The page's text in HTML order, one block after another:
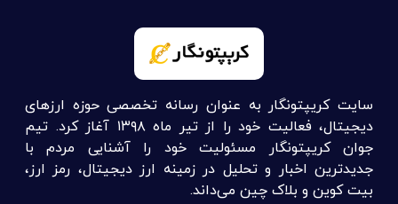
سایت کریپتونگار به عنوان رسانه تخصصی حوزه ارزهای
دیجیتال، فعالیت خود را از تیر ماه ۱۳۹۸ آغاز کرد. تیم
جوان کریپتونگار مسئولیت خود را آشنایی مردم با
جدیدترین اخبار و تحلیل در زمینه ارز دیجیتال، رمز ارز،
بیت کوین و بلاک چین می‌داند.